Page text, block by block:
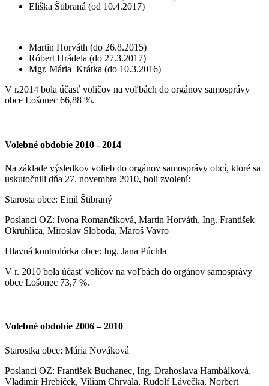
Eliška Štibraná (od 10.4.2017)
Martin Horváth (do 26.8.2015)
Róbert Hrádela (do 27.3.2017)
Mgr. Mária Krátka (do 10.3.2016)
V r.2014 bola účasť voličov na voľbách do orgánov samosprávy
obce Lošonec 66,88 %.
Volebné obdobie 2010 - 2014
Na základe výsledkov volieb do orgánov samosprávy obcí, ktoré sa
uskutočnili dňa 27. novembra 2010, boli zvolení:
Starosta obce: Emil Štibraný
Poslanci OZ: Ivona Romančíková, Martin Horváth, Ing. František
Okruhlica, Miroslav Sloboda, Maroš Vavro
Hlavná kontrolórka obce: Ing. Jana Púchla
V r. 2010 bola účasť voličov na voľbách do orgánov samosprávy
obce Lošonec 73,7 %.
Volebné obdobie 2006 – 2010
Starostka obce: Mária Nováková
Poslanci OZ: František Buchanec, Ing. Drahoslava Hambálková,
Vladimír Hrebíček, Viliam Chrvala, Rudolf Lávečka, Norbert